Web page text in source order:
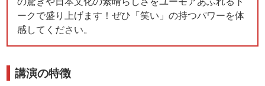
ークで盛り上げます！ぜひ「笑い」の持つパワーを体
感してください。
講演の特徴